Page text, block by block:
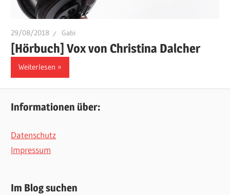
29/08/2018 Gabi
[Hörbuch] Vox von Christina Dalcher
Weiterlesen
Informationen über:
Datenschutz
Impressum
Im Blog suchen